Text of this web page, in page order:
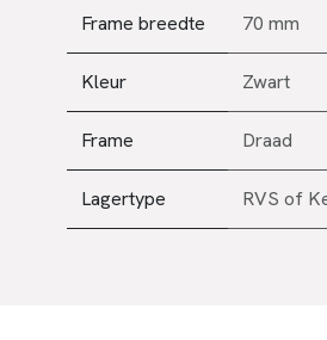
Frame breedte 70 mm
Kleur Zwart
Frame Draad
Lagertype RVS of